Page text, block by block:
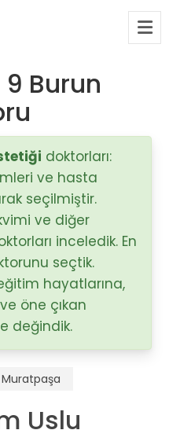
Burun
doktorları:
ve hasta
seçilmiştir.
ve diğer
inceledik. En
seçtik.
hayatlarına,
öne çıkan
değindik.
Muratpaşa
Uslu